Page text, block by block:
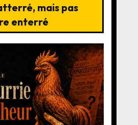
mais pas
enterré